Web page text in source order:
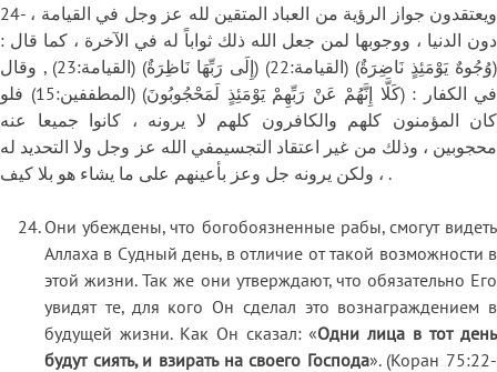
24- ويعتقدون جواز الرؤية من العباد المتقين لله عز وجل في القيامة ،
دون الدنيا ، ووجوبها لمن جعل الله ذلك ثواباً له في الآخرة ، كما قال :
(وُجُوهٌ يَوْمَئِذٍ نَاضِرَةٌ) (القيامة:22) (إِلَى رَبِّهَا نَاظِرَةٌ) (القيامة:23) , وقال
في الكفار : (كَلَّا إِنَّهُمْ عَنْ رَبِّهِمْ يَوْمَئِذٍ لَمَحْجُوبُونَ) (المطففين:15) فلو
كان المؤمنون كلهم والكافرون كلهم لا يرونه ، كانوا جميعا عنه
محجوبين ، وذلك من غير اعتقاد التجسيمفي الله عز وجل ولا التحديد له
، ولكن يرونه جل وعز بأعينهم على ما يشاء هو بلا كيف .
Они убеждены, что богобоязненные рабы, смогут видеть
Аллаха в Судный день, в отличие от такой возможности в
этой жизни. Так же они утверждают, что обязательно Его
увидят те, для кого Он сделал это вознаграждением в
будущей жизни. Как Он сказал: «Одни лица в тот день
будут сиять, и взирать на своего Господа». (Коран 75:22-